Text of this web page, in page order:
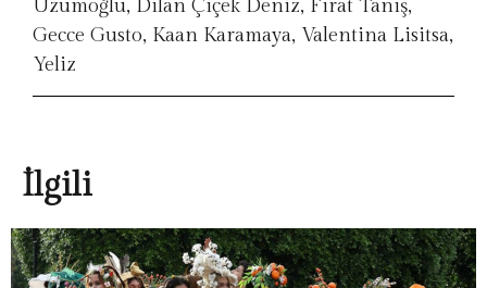
Üzümoğlu, Dilan Çiçek Deniz, Fırat Tanış,
Gecce Gusto, Kaan Karamaya, Valentina Lisitsa,
Yeliz
İlgili